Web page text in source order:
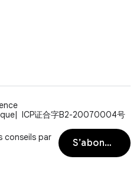
ICP证合字B2-20070004号
conseils par
S’abonner